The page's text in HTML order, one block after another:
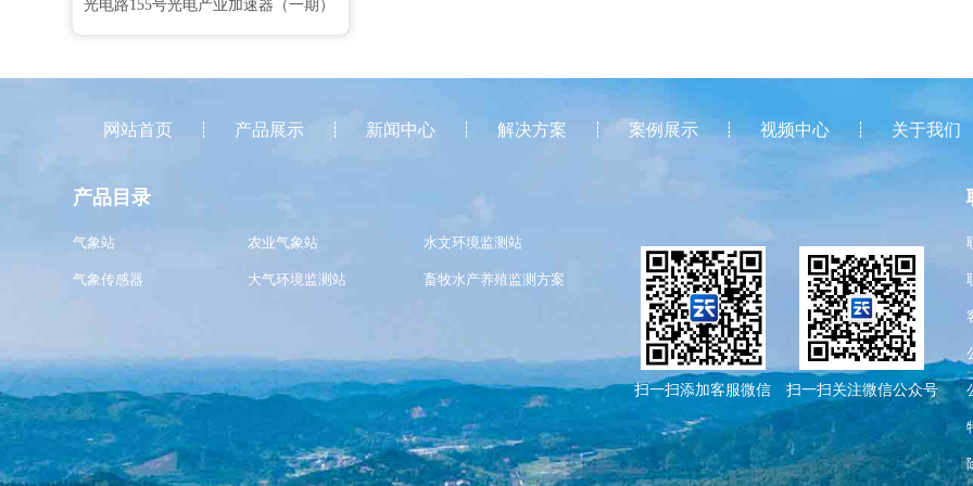
光电路155号光电产业加速器（一期）
网站首页 产品展示 新闻中心 解决方案 案例展示 视频中心 关于我们
产品目录
气象站 农业气象站 水文环境监测站
气象传感器 大气环境监测站 畜牧水产养殖监测方案
扫一扫添加客服微信 扫一扫关注微信公众号